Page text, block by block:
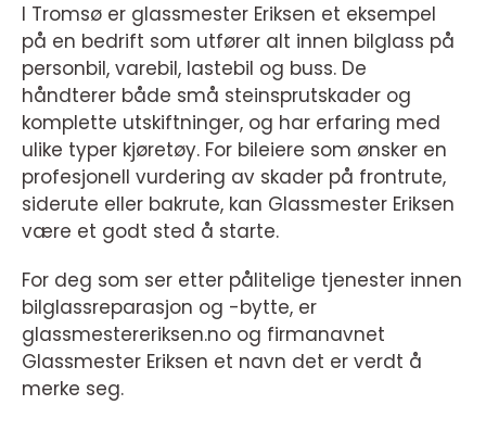
I Tromsø er glassmester Eriksen et eksempel
på en bedrift som utfører alt innen bilglass på
personbil, varebil, lastebil og buss. De
håndterer både små steinsprutskader og
komplette utskiftninger, og har erfaring med
ulike typer kjøretøy. For bileiere som ønsker en
profesjonell vurdering av skader på frontrute,
siderute eller bakrute, kan Glassmester Eriksen
være et godt sted å starte.
For deg som ser etter pålitelige tjenester innen
bilglassreparasjon og -bytte, er
glassmestereriksen.no og firmanavnet
Glassmester Eriksen et navn det er verdt å
merke seg.